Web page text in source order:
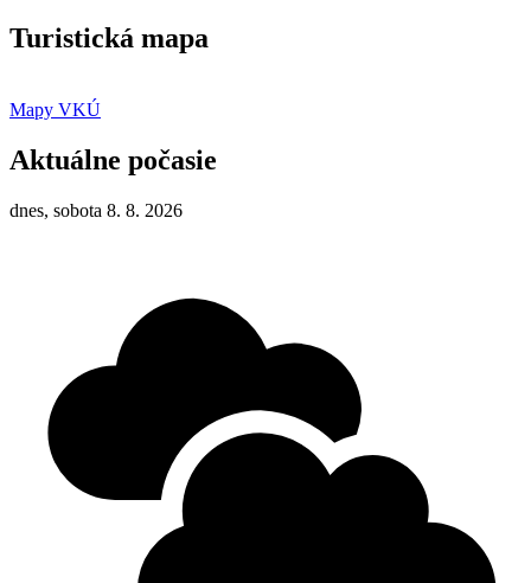
Turistická mapa
Mapy VKÚ
Aktuálne počasie
dnes, sobota 8. 8. 2026